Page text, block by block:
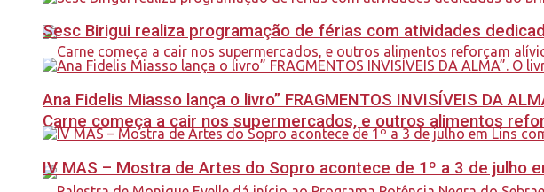
Carne começa a cair nos supermercados, e outros alimentos
Sesc Birigui realiza programação de férias com atividades
Ana Fidelis Miasso lança o livro” FRAGMENTOS INVISÍVEIS DA
IV MAS – Mostra de Artes do Sopro acontece de 1º a 3 de julho